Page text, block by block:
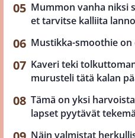
Mummon vanha niksi
et tarvitse kalliita
Mustikka-smoothie
Kaveri teki
murusteli tätä kalan
Tämä on yksi
lapset pyytävät
Näin valmistat